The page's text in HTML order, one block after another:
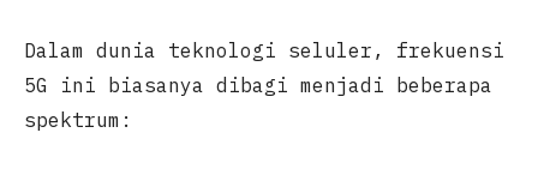
Dalam dunia teknologi seluler, frekuensi
5G ini biasanya dibagi menjadi beberapa
spektrum: